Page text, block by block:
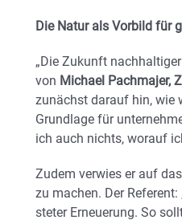
Die Natur als Vorbild für
„Die Zukunft
von Michael Pachmajer,
zunächst darauf hin, wie
Grundlage für
ich auch nichts, worauf
Zudem verwies er auf
zu machen. Der
steter Erneuerung. So